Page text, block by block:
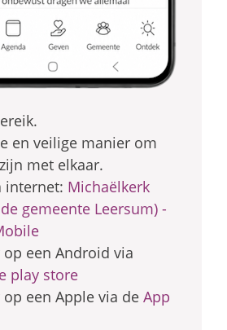
en veilige manier om
met elkaar.
internet: Michaëlkerk
gemeente Leersum) -
een Android via
play store
een Apple via de App